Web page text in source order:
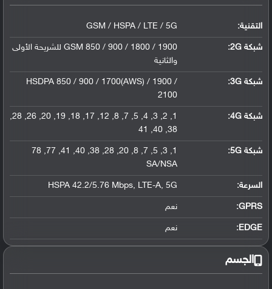
التقنية: GSM / HSPA / LTE / 5G
شبكة 2G:
GSM 850 / 900 / 1800 / 1900 للشريحة الأولى
والثانية
شبكة 3G :
HSDPA 850 / 900 / 1700(AWS) / 1900 /
2100
شبكة 4G :
1, 2, 3, 4, 5, 7, 8, 12, 17, 18, 19, 20, 26, 28,
38, 40, 41
شبكة 5G :
1, 3, 5, 7, 8, 20, 28, 38, 40, 41, 77, 78
SA/NSA
السرعة: HSPA 42.2/5.76 Mbps, LTE-A, 5G
GPRS: نعم
EDGE: نعم
الجسم